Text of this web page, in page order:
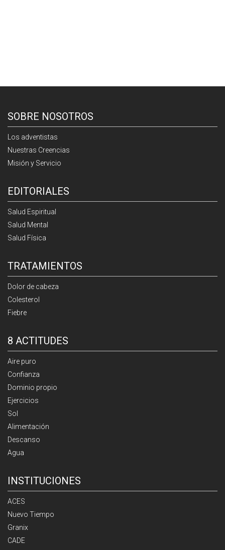
SOBRE NOSOTROS
Los adventistas
Nuestras Creencias
Misión y Servicio
EDITORIALES
Salud Espiritual
Salud Mental
Salud Física
TRATAMIENTOS
Dolor de cabeza
Colesterol
Fiebre
8 ACTITUDES
Aire puro
Confianza
Dominio propio
Ejercicios
Sol
Alimentación
Descanso
Agua
INSTITUCIONES
ACES
Nuevo Tiempo
Granix
CADE